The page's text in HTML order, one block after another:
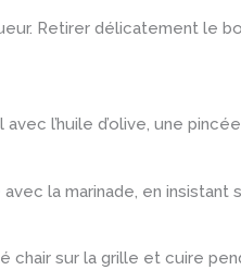
Retirer délicatement le
l’huile d’olive, une
la marinade, en insistant
sur la grille et cuire